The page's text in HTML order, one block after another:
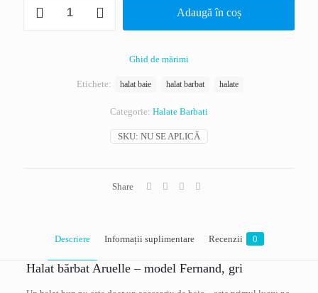
Adaugă în coș
Ghid de mărimi
SKU: NU SE APLICĂ
Categorie: Halate Barbati
Etichete: halat baie halat barbat halate
Share
Descriere Informații suplimentare Recenzii 0
Halat bărbat Aruelle – model Fernand, gri